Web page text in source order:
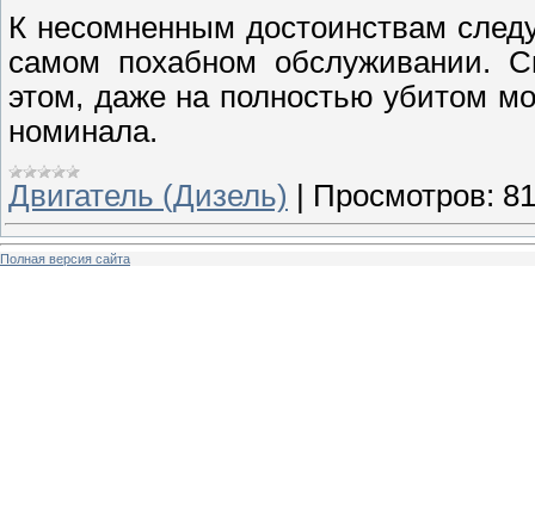
К несомненным достоинствам
самом похабном обслуживании.
этом, даже на полностью убитом
номинала.
Двигатель (Дизель) | Просмотров:
Полная версия сайта